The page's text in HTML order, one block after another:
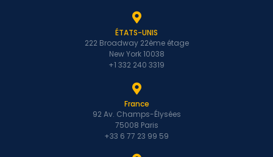
ÉTATS-UNIS
222 Broadway 22ème étage
New York 10038
+1 332 240 3319
France
92 Av. Champs-Élysées
75008 Paris
+33 6 77 23 99 59